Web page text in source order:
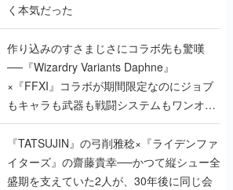
く本気だった
作り込みのすさまじさにコラボ先も驚嘆
──『Wizardry Variants Daphne』
×『FFXI』コラボが期間限定なのにジョブ
もキャラも武器も戦闘システムもワンオフ
で作り込まれた理由を両ディレクターに聞
く
『TATSUJIN』の弓削雅稔×『ライデンファ
イターズ』の齋藤貴幸──かつて縦シュー全
盛期を支えていた2人が、30年後に同じ会